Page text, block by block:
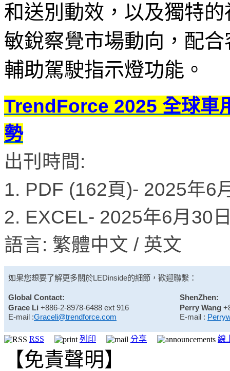
和送別動效，以及獨特
敏銳察覺市場動向，配
輔助駕駛指示燈功能。
TrendForce 2025 全球車
勢
出刊時間:
1. PDF (162頁)- 2025年6
2. EXCEL- 2025年6月30
語言: 繁體中文 / 英文
如果您想要了解更多關於LEDinside的細節，歡迎聯繫：
Global Contact:
ShenZhen:
Grace Li +886-2-8978-6488 ext 916
E-mail :Graceli@trendforce.com
Perry Wang
E-mail :
RSS 列印 分享 線
【免責聲明】